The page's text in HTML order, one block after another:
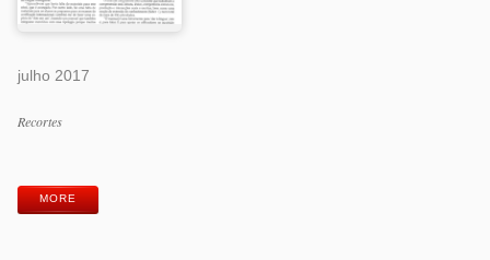
julho 2017
Categorias
Recortes
MORE